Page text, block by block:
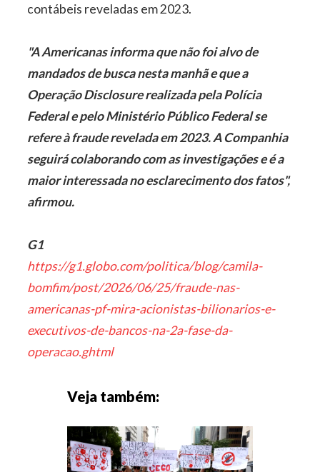
contábeis reveladas em 2023.
"A Americanas informa que não foi alvo de
mandados de busca nesta manhã e que a
Operação Disclosure realizada pela Polícia
Federal e pelo Ministério Público Federal se
refere à fraude revelada em 2023. A Companhia
seguirá colaborando com as investigações e é a
maior interessada no esclarecimento dos fatos",
afirmou.
G1
https://g1.globo.com/politica/blog/camila-
bomfim/post/2026/06/25/fraude-nas-
americanas-pf-mira-acionistas-bilionarios-e-
executivos-de-bancos-na-2a-fase-da-
operacao.ghtml
Veja também: